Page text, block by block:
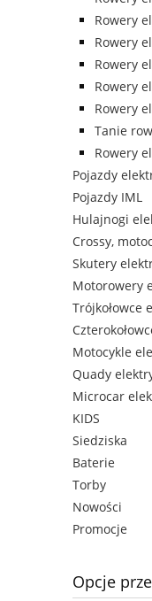
Rowery
Rowery
Rowery
Rowery
Rowery
Tanie
Rowery
Pojazdy
Pojazdy IML
Hulajnogi
Crossy,
Skutery
Motorowery
Trójkołowce
Motocykle
Quady
Microcar
KIDS
Siedziska
Baterie
Torby
Nowości
Promocje
Opcje